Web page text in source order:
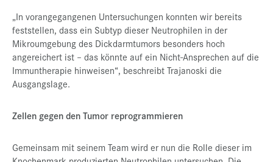
„In vorangegangenen Untersuchungen konnten wir bereits
feststellen, dass ein Subtyp dieser Neutrophilen in der
Mikroumgebung des Dickdarmtumors besonders hoch
angereichert ist – das könnte auf ein Nicht-Ansprechen auf die
Immuntherapie hinweisen“, beschreibt Trajanoski die
Ausgangslage.
Zellen gegen den Tumor reprogrammieren
Gemeinsam mit seinem Team wird er nun die Rolle dieser im